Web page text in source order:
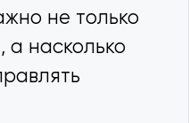
не только
а насколько